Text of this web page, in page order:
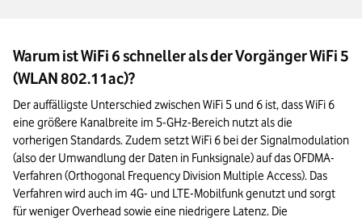
Warum ist WiFi 6 schneller als der Vorgänger WiFi 5
(WLAN 802.11ac)?
Der auffälligste Unterschied zwischen WiFi 5 und 6 ist, dass WiFi 6
eine größere Kanalbreite im 5-GHz-Bereich nutzt als die
vorherigen Standards. Zudem setzt WiFi 6 bei der Signalmodulation
(also der Umwandlung der Daten in Funksignale) auf das OFDMA-
Verfahren (Orthogonal Frequency Division Mul­tiple Access). Das
Verfahren wird auch im 4G- und LTE-Mobilfunk genutzt und sorgt
für weniger Overhead sowie eine niedrigere Latenz. Die